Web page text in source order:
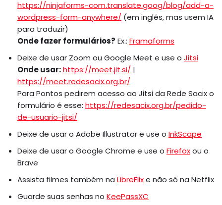
https://ninjaforms-com.translate.goog/blog/add-a-
wordpress-form-anywhere/ (em inglês, mas usem IA
para traduzir)
Onde fazer formulários? Ex.: Framaforms
Deixe de usar Zoom ou Google Meet e use o Jitsi
Onde usar:https://meet.jit.si/ |
https://meet.redesacix.org.br/
Para Pontos pedirem acesso ao Jitsi da Rede Sacix o
formulário é esse: https://redesacix.org.br/pedido-
de-usuario-jitsi/
Deixe de usar o Adobe Illustrator e use o InkScape
Deixe de usar o Google Chrome e use o Firefoxou o
Brave
Assista filmes também na LibreFlixe não só na Netflix
Guarde suas senhas no KeePassXC